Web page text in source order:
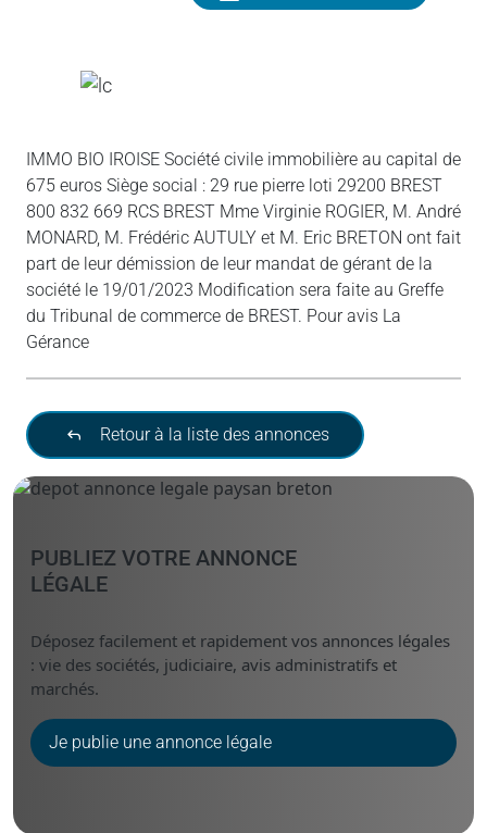
IMMO BIO IROISE Société civile immobilière au capital de
675 euros Siège social : 29 rue pierre loti 29200 BREST
800 832 669 RCS BREST Mme Virginie ROGIER, M. André
MONARD, M. Frédéric AUTULY et M. Eric BRETON ont fait
part de leur démission de leur mandat de gérant de la
société le 19/01/2023 Modification sera faite au Greffe
du Tribunal de commerce de BREST. Pour avis La
Gérance
Retour à la liste des annonces
PUBLIEZ VOTRE ANNONCE
LÉGALE
Déposez facilement et rapidement vos annonces légales
: vie des sociétés, judiciaire, avis administratifs et
marchés.
Je publie une annonce légale